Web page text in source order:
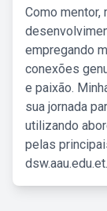
Como mentor,
empregando
conexões
e paixão.
sua jornada
utilizando
pelas
dsw.aau.edu.et.